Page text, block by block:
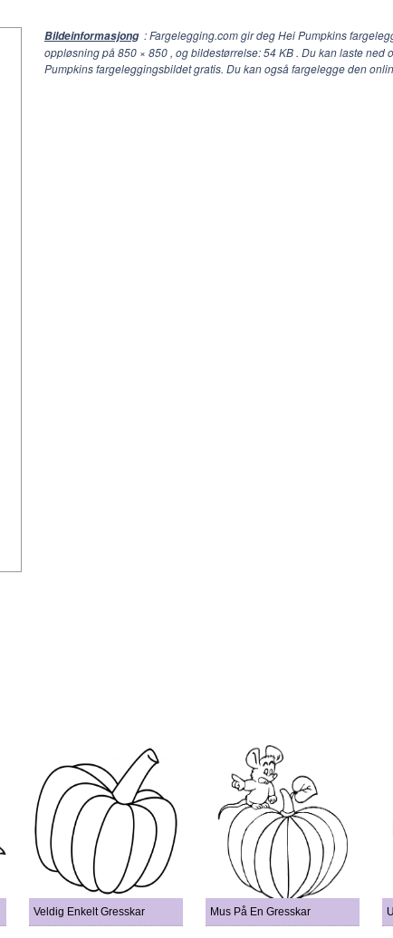
Bildeinformasjong : Fargelegging.com gir deg Hei Pumpkins
oppløsning på850 × 850 , og bildestørrelse: 54 KB . Du kan laste ned
Pumpkins fargeleggingsbildet gratis. Du kan også fargelegge den
Veldig Enkelt Gresskar Mus På En Gresskar